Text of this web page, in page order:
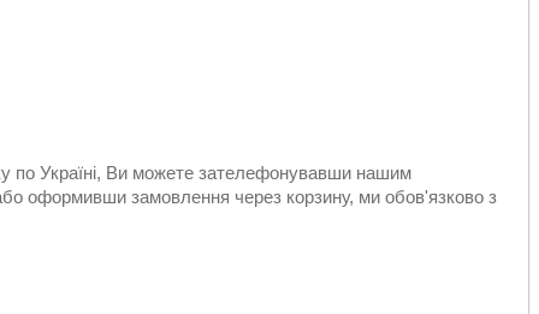
по Україні, Ви можете зателефонувавши нашим
оформивши замовлення через корзину, ми обов'язково з